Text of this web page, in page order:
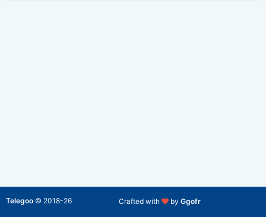
Crafted with by Ggofr
Telegoo © 2018-26